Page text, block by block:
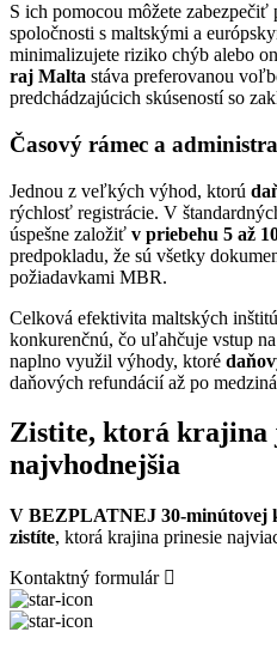
S ich pomocou môžete
spoločnosti s maltskými a
minimalizujete riziko chýb alebo
raj Malta stáva preferovanou
predchádzajúcich skúseností so
Časový rámec a
Jednou z veľkých výhod, ktorú
rýchlosť registrácie. V
úspešne založiť v priebehu 5 až
predpokladu, že sú všetky
požiadavkami MBR.
Celková efektivita maltských
konkurenčnú, čo uľahčuje vstup
naplno využil výhody, ktoré
daňových refundácií až po
Zistite, ktorá krajina
najvhodnejšia
V BEZPLATNEJ 30-minútovej
zistíte, ktorá krajina prinesie
Kontaktný formulár